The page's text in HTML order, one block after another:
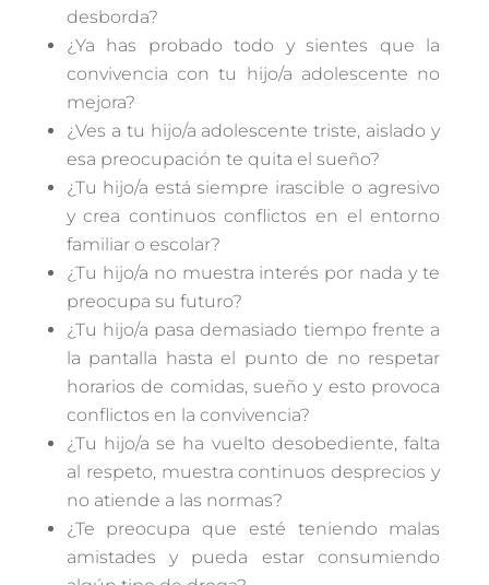
desborda?
¿Ya has probado todo y sientes que la
convivencia con tu hijo/a adolescente no
mejora?
¿Ves a tu hijo/a adolescente triste, aislado y
esa preocupación te quita el sueño?
¿Tu hijo/a está siempre irascible o agresivo
y crea continuos conflictos en el entorno
familiar o escolar?
¿Tu hijo/a no muestra interés por nada y te
preocupa su futuro?
¿Tu hijo/a pasa demasiado tiempo frente a
la pantalla hasta el punto de no respetar
horarios de comidas, sueño y esto provoca
conflictos en la convivencia?
¿Tu hijo/a se ha vuelto desobediente, falta
al respeto, muestra continuos desprecios y
no atiende a las normas?
¿Te preocupa que esté teniendo malas
amistades y pueda estar consumiendo